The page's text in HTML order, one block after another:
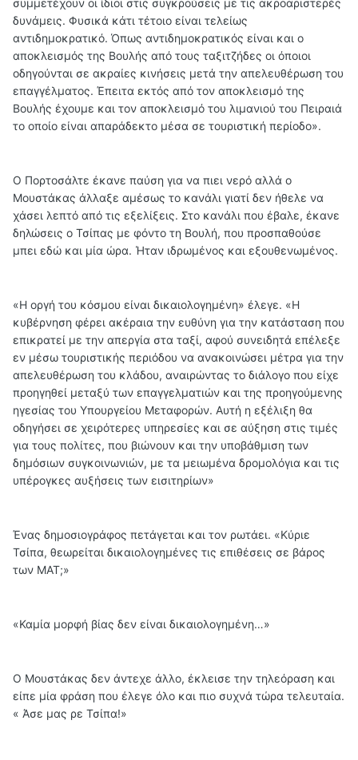
συμμετέχουν οι ίδιοι στις συγκρούσεις με τις ακροαριστερές
δυνάμεις. Φυσικά κάτι τέτοιο είναι τελείως
αντιδημοκρατικό. Όπως αντιδημοκρατικός είναι και ο
αποκλεισμός της Βουλής από τους ταξιτζήδες οι όποιοι
οδηγούνται σε ακραίες κινήσεις μετά την απελευθέρωση του
επαγγέλματος. Έπειτα εκτός από τον αποκλεισμό της
Βουλής έχουμε και τον αποκλεισμό του λιμανιού του Πειραιά
το οποίο είναι απαράδεκτο μέσα σε τουριστική περίοδο».
Ο Πορτοσάλτε έκανε παύση για να πιει νερό αλλά ο
Μουστάκας άλλαξε αμέσως το κανάλι γιατί δεν ήθελε να
χάσει λεπτό από τις εξελίξεις. Στο κανάλι που έβαλε, έκανε
δηλώσεις ο Τσίπας με φόντο τη Βουλή, που προσπαθούσε
μπει εδώ και μία ώρα. Ήταν ιδρωμένος και εξουθενωμένος.
«Η οργή του κόσμου είναι δικαιολογημένη» έλεγε. «Η
κυβέρνηση φέρει ακέραια την ευθύνη για την κατάσταση που
επικρατεί με την απεργία στα ταξί, αφού συνειδητά επέλεξε
εν μέσω τουριστικής περιόδου να ανακοινώσει μέτρα για την
απελευθέρωση του κλάδου, αναιρώντας το διάλογο που είχε
προηγηθεί μεταξύ των επαγγελματιών και της προηγούμενης
ηγεσίας του Υπουργείου Μεταφορών. Αυτή η εξέλιξη θα
οδηγήσει σε χειρότερες υπηρεσίες και σε αύξηση στις τιμές
για τους πολίτες, που βιώνουν και την υποβάθμιση των
δημόσιων συγκοινωνιών, με τα μειωμένα δρομολόγια και τις
υπέρογκες αυξήσεις των εισιτηρίων»
Ένας δημοσιογράφος πετάγεται και τον ρωτάει. «Κύριε
Τσίπα, θεωρείται δικαιολογημένες τις επιθέσεις σε βάρος
των ΜΑΤ;»
«Καμία μορφή βίας δεν είναι δικαιολογημένη…»
Ο Μουστάκας δεν άντεχε άλλο, έκλεισε την τηλεόραση και
είπε μία φράση που έλεγε όλο και πιο συχνά τώρα τελευταία.
« Άσε μας ρε Τσίπα!»